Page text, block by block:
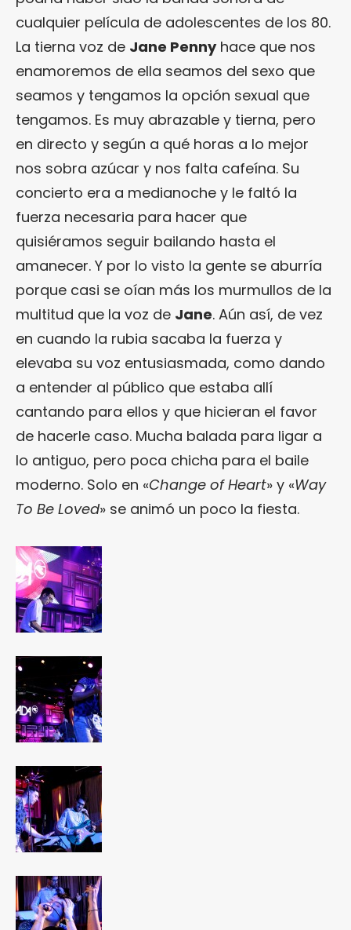
cualquier película de adolescentes de los 80.
La tierna voz de Jane Pennyhace que nos
enamoremos de ella seamos del sexo que
seamos y tengamos la opción sexual que
tengamos. Es muy abrazable y tierna, pero
en directo y según a qué horas a lo mejor
nos sobra azúcar y nos falta cafeína. Su
concierto era a medianoche y le faltó la
fuerza necesaria para hacer que
quisiéramos seguir bailando hasta el
amanecer. Y por lo visto la gente se aburría
porque casi se oían más los murmullos de la
multitud que la voz de Jane. Aún así, de vez
en cuando la rubia sacaba la fuerza y
elevaba su voz entusiasmada, como dando
a entender al público que estaba allí
cantando para ellos y que hicieran el favor
de hacerle caso. Mucha balada para ligar a
lo antiguo, pero poca chicha para el baile
moderno. Solo en «Change of Heart» y «Way
To Be Loved» se animó un poco la fiesta.